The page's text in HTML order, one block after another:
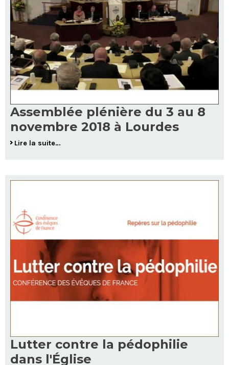
Assemblée plénière du 3 au 8
novembre 2018 à Lourdes
Lire la suite…
Lutter contre la pédophilie
dans l'Église